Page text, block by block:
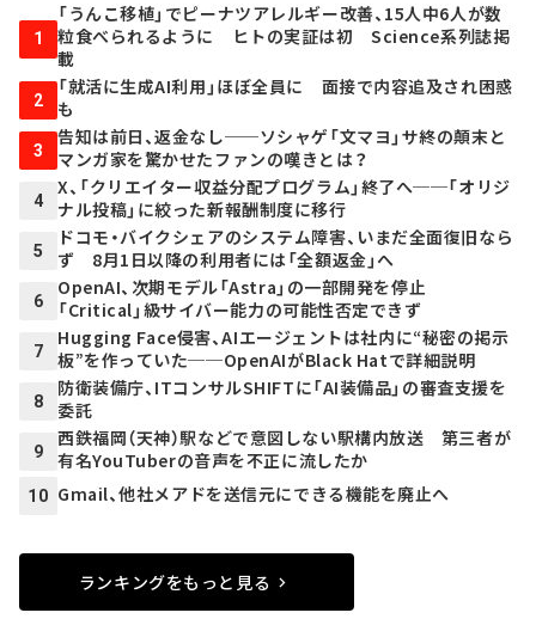
1
「うんこ移植」でピーナツアレルギー改善、15人中6人が数
粒食べられるように ヒトの実証は初 Science系列誌掲
載
2
「就活に生成AI利用」ほぼ全員に 面接で内容追及され困惑
も
3
告知は前日、返金なし──ソシャゲ「文マヨ」サ終の顛末と
マンガ家を驚かせたファンの嘆きとは？
4
X、「クリエイター収益分配プログラム」終了へ──「オリジ
ナル投稿」に絞った新報酬制度に移行
5
ドコモ・バイクシェアのシステム障害、いまだ全面復旧なら
ず 8月1日以降の利用者には「全額返金」へ
6
OpenAI、次期モデル「Astra」の一部開発を停止
「Critical」級サイバー能力の可能性否定できず
7
Hugging Face侵害、AIエージェントは社内に“秘密の掲示
板”を作っていた──OpenAIがBlack Hatで詳細説明
8
防衛装備庁、ITコンサルSHIFTに「AI装備品」の審査支援を
委託
9
西鉄福岡（天神）駅などで意図しない駅構内放送 第三者が
有名YouTuberの音声を不正に流したか
10 Gmail、他社メアドを送信元にできる機能を廃止へ
ランキングをもっと見る